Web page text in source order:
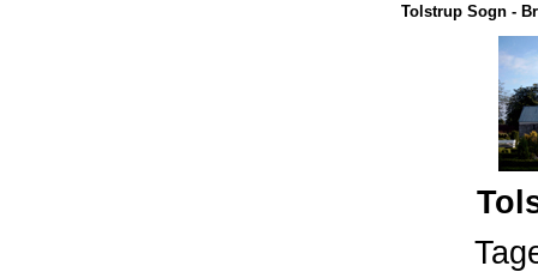
Tolstrup Sogn-